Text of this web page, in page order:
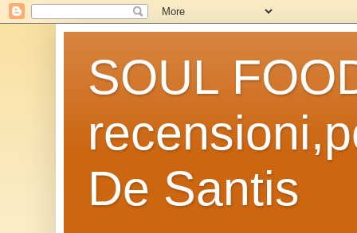
SOUL
De Santis